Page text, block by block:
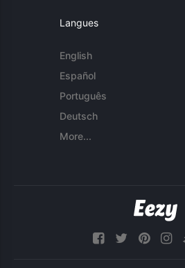
Langues
English
Español
Português
Deutsch
More...